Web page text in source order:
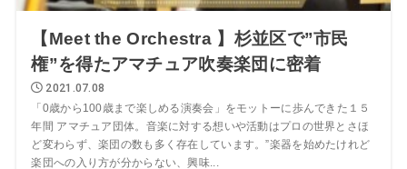
【Meet the Orchestra 】杉並区で”市民
権”を得たアマチュア吹奏楽団に密着
2021.07.08
「0歳から100歳まで楽しめる演奏会」をモットーに歩んできた１５
年間 アマチュア団体。音楽に対する想いや活動はプロの世界とさほ
ど変わらず、楽団の数も多く存在しています。”楽器を始めたけれど
楽団への入り方が分からない、興味...